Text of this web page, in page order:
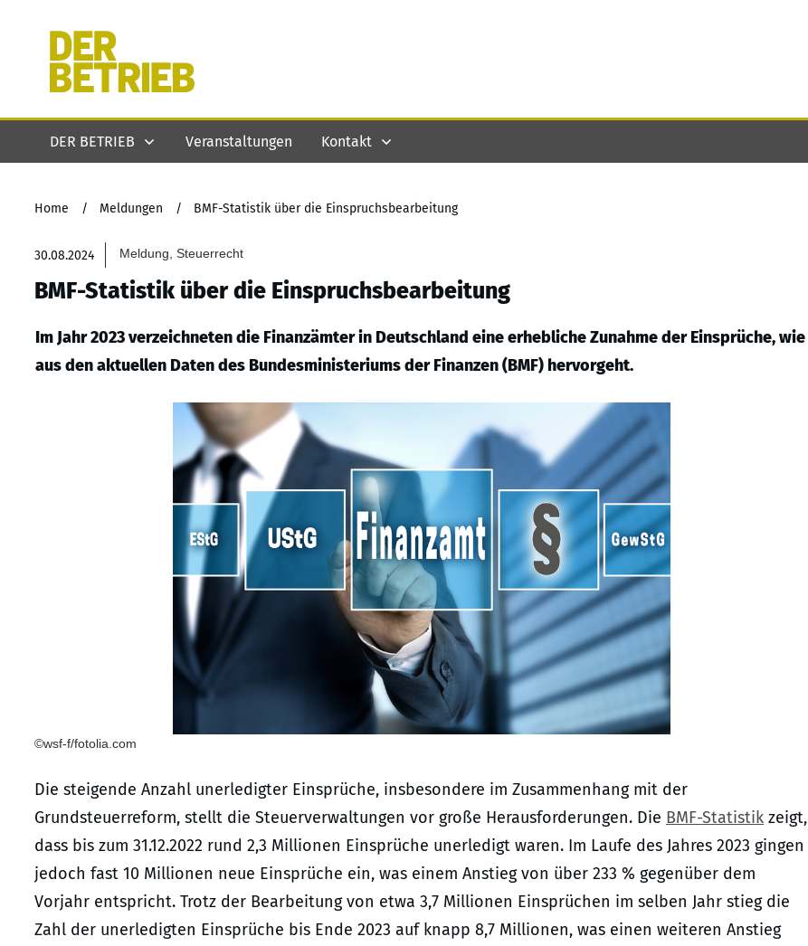
DER BETRIEB Veranstaltungen Kontakt
Home / Meldungen / BMF-Statistik über die Einspruchsbearbeitung
30.08.2024 Meldung, Steuerrecht
BMF-Statistik über die Einspruchsbearbeitung
Im Jahr 2023 verzeichneten die Finanzämter in Deutschland eine erhebliche Zunahme der Einsprüche, wie
aus den aktuellen Daten des Bundesministeriums der Finanzen (BMF) hervorgeht.
©wsf-f/fotolia.com
Die steigende Anzahl unerledigter Einsprüche, insbesondere im Zusammenhang mit der
Grundsteuerreform, stellt die Steuerverwaltungen vor große Herausforderungen. Die BMF-Statistik zeigt,
dass bis zum 31.12.2022 rund 2,3 Millionen Einsprüche unerledigt waren. Im Laufe des Jahres 2023 gingen
jedoch fast 10 Millionen neue Einsprüche ein, was einem Anstieg von über 233 % gegenüber dem
Vorjahr entspricht. Trotz der Bearbeitung von etwa 3,7 Millionen Einsprüchen im selben Jahr stieg die
Zahl der unerledigten Einsprüche bis Ende 2023 auf knapp 8,7 Millionen, was einen weiteren Anstieg